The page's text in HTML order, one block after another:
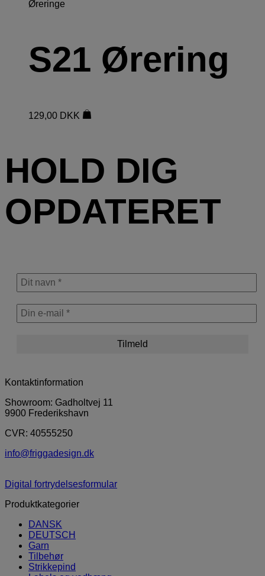
Øreringe
S21 Ørering
129,00 DKK
HOLD DIG
OPDATERET
Kontaktinformation
Showroom: Gadholtvej 11
9900 Frederikshavn
CVR: 40555250
info@friggadesign.dk
Digital fortrydelsesformular
Produktkategorier
DANSK
DEUTSCH
Garn
Tilbehør
Strikkepind